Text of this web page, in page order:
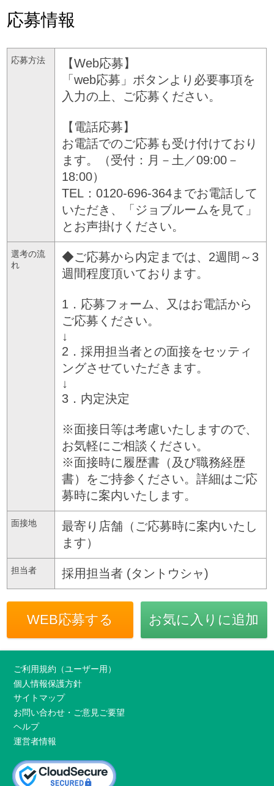
応募情報
応募方法
【Web応募】
「web応募」ボタンより必要事項を
入力の上、ご応募ください。
【電話応募】
お電話でのご応募も受け付けており
ます。（受付：月－土／09:00－
18:00）
TEL：0120-696-364までお電話して
いただき、「ジョブルームを見て」
とお声掛けください。
選考の流
れ
◆ご応募から内定までは、2週間～3
週間程度頂いております。
1．応募フォーム、又はお電話から
ご応募ください。
↓
2．採用担当者との面接をセッティ
ングさせていただきます。
↓
3．内定決定
※面接日等は考慮いたしますので、
お気軽にご相談ください。
※面接時に履歴書（及び職務経歴
書）をご持参ください。詳細はご応
募時に案内いたします。
面接地
最寄り店舗（ご応募時に案内いたし
ます）
担当者 採用担当者 (タントウシャ)
WEB応募する お気に入りに追加
ご利用規約（ユーザー用）
個人情報保護方針
サイトマップ
お問い合わせ・ご意見ご要望
ヘルプ
運営者情報